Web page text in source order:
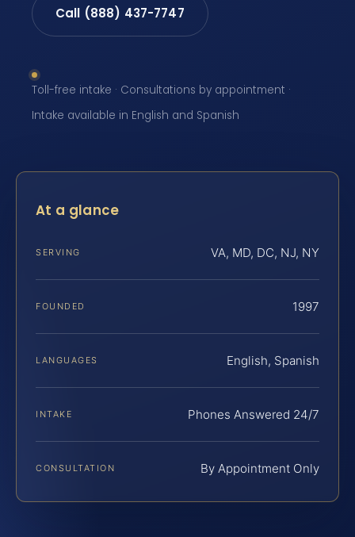
Call (888) 437-7747
Toll-free intake · Consultations by appointment ·
Intake available in English and Spanish
At a glance
SERVING VA, MD, DC, NJ, NY
FOUNDED 1997
LANGUAGES English, Spanish
INTAKE Phones Answered 24/7
CONSULTATION By Appointment Only